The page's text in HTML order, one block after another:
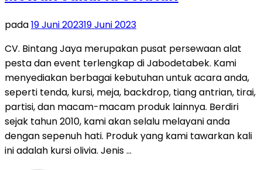
pada19 Juni 202319 Juni 2023
CV. Bintang Jaya merupakan pusat persewaan alat
pesta dan event terlengkap di Jabodetabek. Kami
menyediakan berbagai kebutuhan untuk acara anda,
seperti tenda, kursi, meja, backdrop, tiang antrian, tirai,
partisi, dan macam-macam produk lainnya. Berdiri
sejak tahun 2010, kami akan selalu melayani anda
dengan sepenuh hati. Produk yang kami tawarkan kali
ini adalah kursi olivia. Jenis …